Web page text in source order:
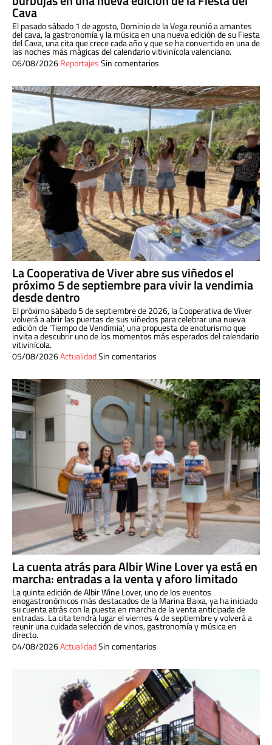
Cava
El pasado sábado 1 de agosto, Dominio de la Vega reunió a amantes
del cava, la gastronomía y la música en una nueva edición de su Fiesta
del Cava, una cita que crece cada año y que se ha convertido en una de
las noches más mágicas del calendario vitivinícola valenciano.
06/08/2026ReportajesSin comentarios
La Cooperativa de Viver abre sus viñedos el
próximo 5 de septiembre para vivir la vendimia
desde dentro
El próximo sábado 5 de septiembre de 2026, la Cooperativa de Viver
volverá a abrir las puertas de sus viñedos para celebrar una nueva
edición de ‘Tiempo de Vendimia’, una propuesta de enoturismo que
invita a descubrir uno de los momentos más esperados del calendario
vitivinícola.
05/08/2026ActualidadSin comentarios
La cuenta atrás para Albir Wine Lover ya está en
marcha: entradas a la venta y aforo limitado
La quinta edición de Albir Wine Lover, uno de los eventos
enogastronómicos más destacados de la Marina Baixa, ya ha iniciado
su cuenta atrás con la puesta en marcha de la venta anticipada de
entradas. La cita tendrá lugar el viernes 4 de septiembre y volverá a
reunir una cuidada selección de vinos, gastronomía y música en
directo.
04/08/2026ActualidadSin comentarios